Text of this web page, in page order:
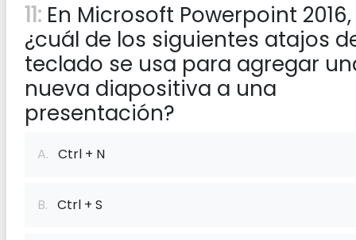
11: En Microsoft Powerpoint 2016,
¿cuál de los siguientes atajos
teclado se usa para agregar
nueva diapositiva a una
presentación?
A. Ctrl + N
B. Ctrl + S